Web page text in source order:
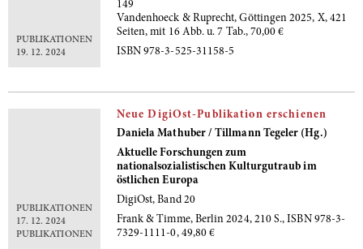
PUBLIKATIONEN
19. 12. 2024
149
Vandenhoeck & Ruprecht, Göttingen 2025, X, 421
Seiten, mit 16 Abb. u. 7 Tab., 70,00 €
ISBN 978-3-525-31158-5
PUBLIKATIONEN
17. 12. 2024
PUBLIKATIONEN
Neue DigiOst-Publikation erschienen
Daniela Mathuber / Tillmann Tegeler (Hg.)
Aktuelle Forschungen zum
nationalsozialistischen Kulturgutraub im
östlichen Europa
DigiOst, Band 20
Frank & Timme, Berlin 2024, 210 S., ISBN 978-3-
7329-1111-0, 49,80 €